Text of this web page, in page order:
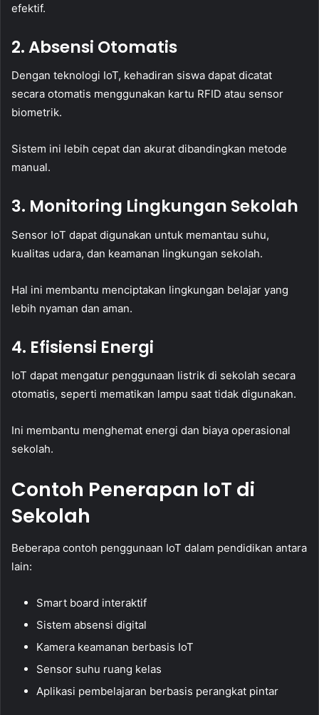
efektif.
2. Absensi Otomatis
Dengan teknologi IoT, kehadiran siswa dapat dicatat
secara otomatis menggunakan kartu RFID atau sensor
biometrik.
Sistem ini lebih cepat dan akurat dibandingkan metode
manual.
3. Monitoring Lingkungan Sekolah
Sensor IoT dapat digunakan untuk memantau suhu,
kualitas udara, dan keamanan lingkungan sekolah.
Hal ini membantu menciptakan lingkungan belajar yang
lebih nyaman dan aman.
4. Efisiensi Energi
IoT dapat mengatur penggunaan listrik di sekolah secara
otomatis, seperti mematikan lampu saat tidak digunakan.
Ini membantu menghemat energi dan biaya operasional
sekolah.
Contoh Penerapan IoT di
Sekolah
Beberapa contoh penggunaan IoT dalam pendidikan antara
lain:
Smart board interaktif
Sistem absensi digital
Kamera keamanan berbasis IoT
Sensor suhu ruang kelas
Aplikasi pembelajaran berbasis perangkat pintar